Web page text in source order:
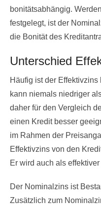
bonitätsabhängig.
festgelegt, ist der
die Bonität des
Unterschied
Häufig ist der
kann niemals niedriger
daher für den Vergleich
einen Kredit besser
im Rahmen der
Effektivzins von den
Er wird auch als
Der Nominalzins ist
Zusätzlich zum